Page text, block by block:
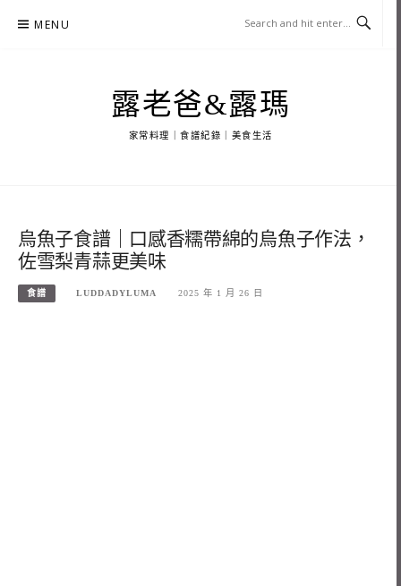
MENU
露老爸&露瑪
家常料理｜食譜紀錄｜美食生活
烏魚子食譜｜口感香糯帶綿的烏魚子作法，
佐雪梨青蒜更美味
食譜 LUDDADYLUMA 2025 年 1 月 26 日